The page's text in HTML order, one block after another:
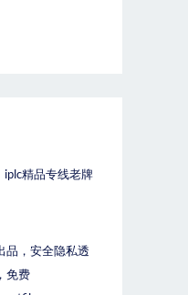
精品专线老牌
品，安全隐私透
免费